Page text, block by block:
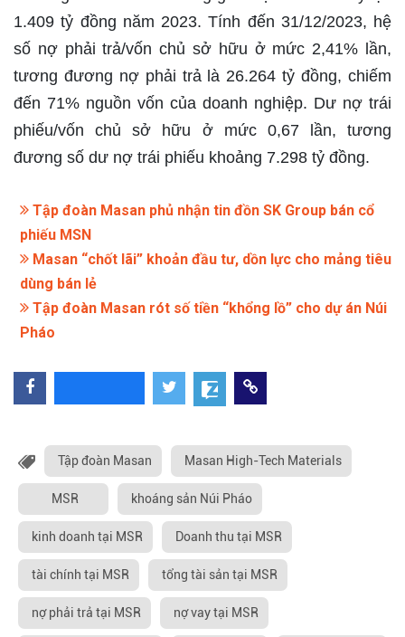
1.409 tỷ đồng năm 2023. Tính đến 31/12/2023, hệ
số nợ phải trả/vốn chủ sở hữu ở mức 2,41% lần,
tương đương nợ phải trả là 26.264 tỷ đồng, chiếm
đến 71% nguồn vốn của doanh nghiệp. Dư nợ trái
phiếu/vốn chủ sở hữu ở mức 0,67 lần, tương
đương số dư nợ trái phiếu khoảng 7.298 tỷ đồng.
Tập đoàn Masan phủ nhận tin đồn SK Group bán cổ
phiếu MSN
Masan “chốt lãi” khoản đầu tư, dồn lực cho mảng tiêu
dùng bán lẻ
Tập đoàn Masan rót số tiền “khổng lồ” cho dự án Núi
Pháo
Tập đoàn Masan Masan High-Tech Materials
MSR khoáng sản Núi Pháo
kinh doanh tại MSR Doanh thu tại MSR
tài chính tại MSR tổng tài sản tại MSR
nợ phải trả tại MSR nợ vay tại MSR